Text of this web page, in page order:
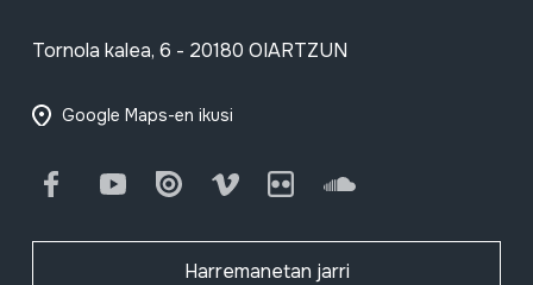
Tornola kalea, 6 - 20180 OIARTZUN
Google Maps-en ikusi
FacebookYoutube Issuu Vimeo Flickr SoundCloud
Harremanetan jarri